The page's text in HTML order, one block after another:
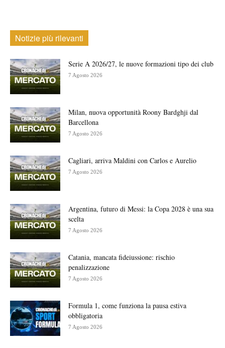
Notizie più rilevanti
Serie A 2026/27, le nuove formazioni tipo dei club
7 Agosto 2026
Milan, nuova opportunità Roony Bardghji dal
Barcellona
7 Agosto 2026
Cagliari, arriva Maldini con Carlos e Aurelio
7 Agosto 2026
Argentina, futuro di Messi: la Copa 2028 è una sua
scelta
7 Agosto 2026
Catania, mancata fideiussione: rischio
penalizzazione
7 Agosto 2026
Formula 1, come funziona la pausa estiva
obbligatoria
7 Agosto 2026